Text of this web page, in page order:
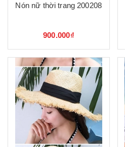
Nón nữ thời trang 200208
900.000₫